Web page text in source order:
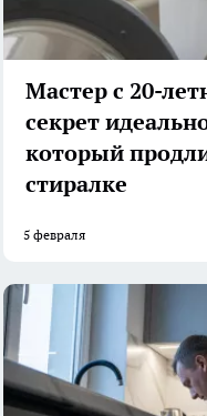
Мастер с 20-
секрет
который
стиралке
5 февраля